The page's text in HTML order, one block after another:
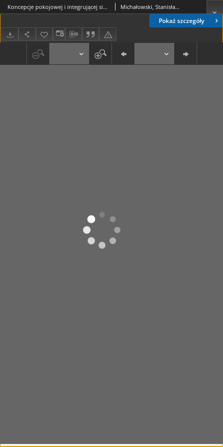
Pokaż szczegóły
Koncepcje pokojowej i integrującej się Europy w myśli politycznej ruchu ludowego Michałowski, Stanisław (1951-)